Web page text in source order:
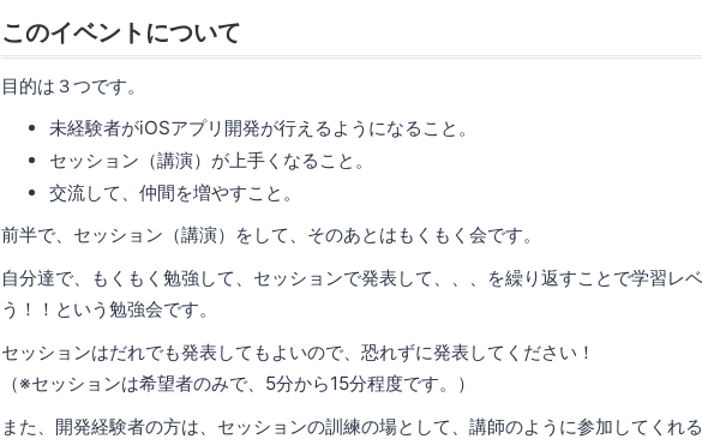
このイベントについて
目的は３つです。
未経験者がiOSアプリ開発が行えるようになること。
セッション（講演）が上手くなること。
交流して、仲間を増やすこと。
前半で、セッション（講演）をして、そのあとはもくもく会です。
自分達で、もくもく勉強して、セッションで発表して、、、を繰り返すことで学習レ
う！！という勉強会です。
セッションはだれでも発表してもよいので、恐れずに発表してください！
（※セッションは希望者のみで、5分から15分程度です。）
また、開発経験者の方は、セッションの訓練の場として、講師のように参加してくれ